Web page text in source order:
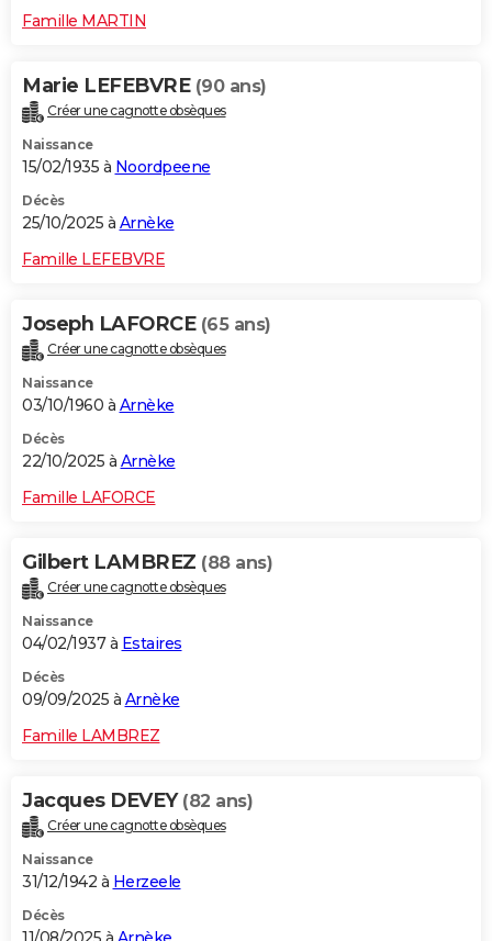
Famille MARTIN
Marie LEFEBVRE (90 ans)
Créer une cagnotte obsèques
Naissance
15/02/1935 à Noordpeene
Décès
25/10/2025 à Arnèke
Famille LEFEBVRE
Joseph LAFORCE (65 ans)
Créer une cagnotte obsèques
Naissance
03/10/1960 à Arnèke
Décès
22/10/2025 à Arnèke
Famille LAFORCE
Gilbert LAMBREZ (88 ans)
Créer une cagnotte obsèques
Naissance
04/02/1937 à Estaires
Décès
09/09/2025 à Arnèke
Famille LAMBREZ
Jacques DEVEY (82 ans)
Créer une cagnotte obsèques
Naissance
31/12/1942 à Herzeele
Décès